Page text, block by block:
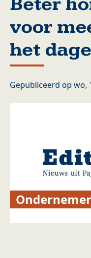
voor
het
Gepubliceerd op wo,